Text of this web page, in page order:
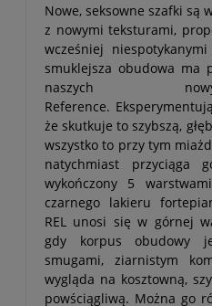
Nowe, seksowne szafki są
z nowymi teksturami,
wcześniej
smuklejsza obudowa ma
naszych
Reference.
że skutkuje to szybszą,
wszystko to przy tym
natychmiast przyciąga
wykończony 5
czarnego lakieru
REL unosi się w górnej
gdy korpus obudowy
smugami, ziarnistym
wygląda na kosztowną,
powściągliwą. Można go